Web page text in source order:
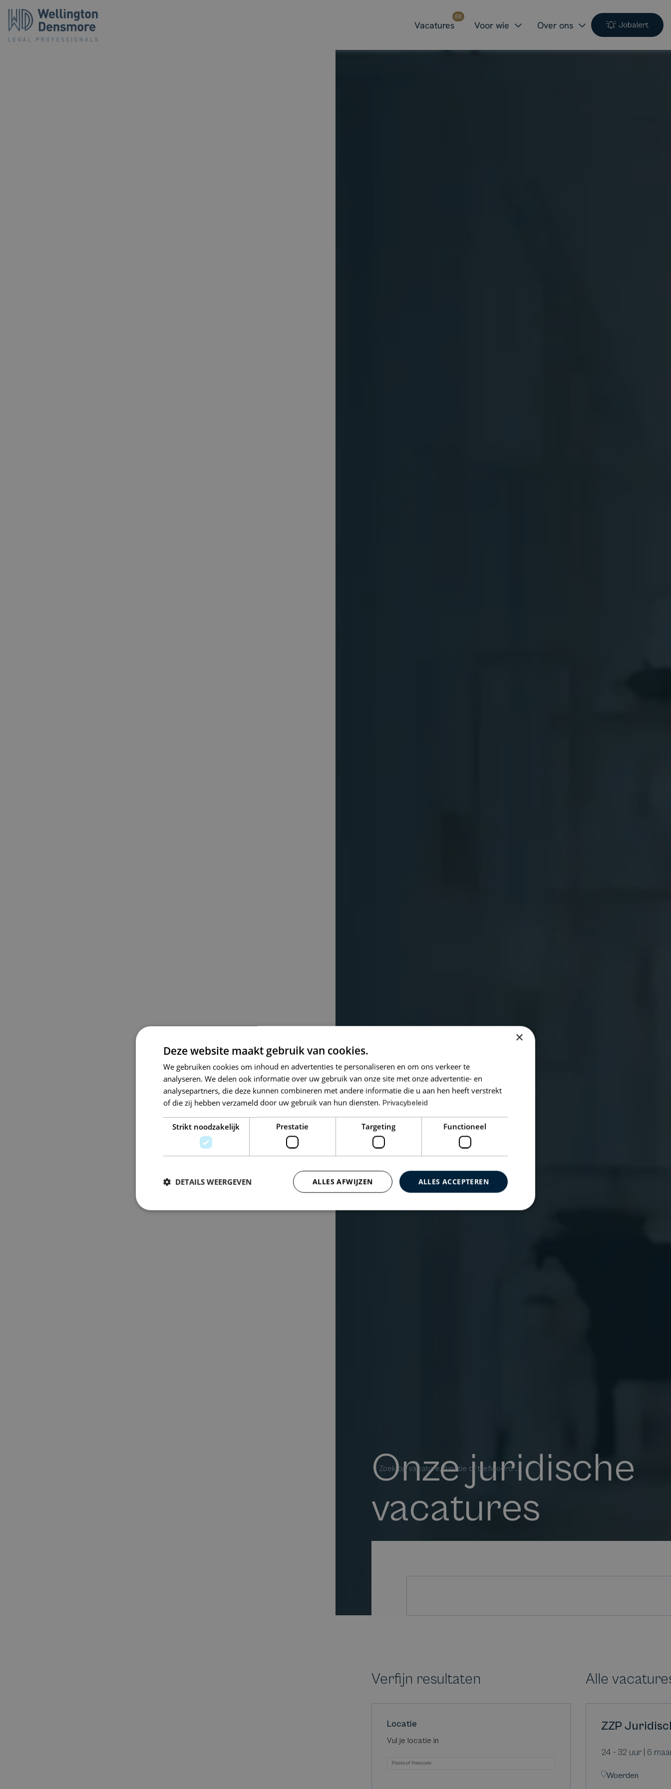
Vacatures
88
Voor wie Over ons Jobalert
Onze juridische
vacatures
Zoek op vacature, functie of trefwoord ...
Verfijn resultaten
Locatie
Vul je locatie in
Alle
ZZP
24 - 32 uur | 6
Woerden
×
Deze website maakt gebruik van cookies.
We gebruiken cookies om inhoud en advertenties te personaliseren en om ons verkeer te
analyseren. We delen ook informatie over uw gebruik van onze site met onze advertentie- en
analysepartners, die deze kunnen combineren met andere informatie die u aan hen heeft verstrekt
of die zij hebben verzameld door uw gebruik van hun diensten. Privacybeleid
Strikt noodzakelijk Prestatie Targeting Functioneel
ALLES ACCEPTEREN
ALLES AFWIJZEN
DETAILS WEERGEVEN